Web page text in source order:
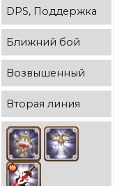
DPS, Поддержка
Ближний бой
Возвышенный
Вторая линия